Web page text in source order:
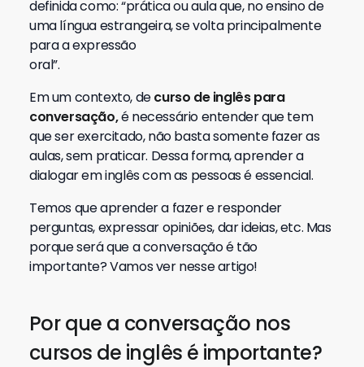
definida como: “prática ou aula que, no ensino de
uma língua estrangeira, se volta principalmente
para a expressão
oral”.
Em um contexto, decurso de inglês para
conversação,é necessário entender que tem
que ser exercitado, não basta somente fazer as
aulas, sem praticar. Dessa forma, aprender a
dialogar em inglês com as pessoas é essencial.
Temos que aprender a fazer e responder
perguntas, expressar opiniões, dar ideias, etc. Mas
porque será que a conversação é tão
importante? Vamos ver nesse artigo!
Por que a conversação nos
cursos de inglês é importante?